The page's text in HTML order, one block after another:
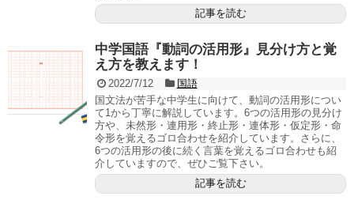
記事を読む
中学国語『動詞の活用形』見分け方と覚
え方を教えます！
2022/7/12
国語
国文法が苦手な中学生に向けて、動詞の活用形につい
て1から丁寧に解説しています。6つの活用形の見分け
方や、未然形・連用形・終止形・連体形・仮定形・命
令形を覚えるゴロ合わせを紹介しています。さらに、
6つの活用形の後に続く言葉を覚えるゴロ合わせも紹
介していますので、ぜひご覧下さい。
記事を読む